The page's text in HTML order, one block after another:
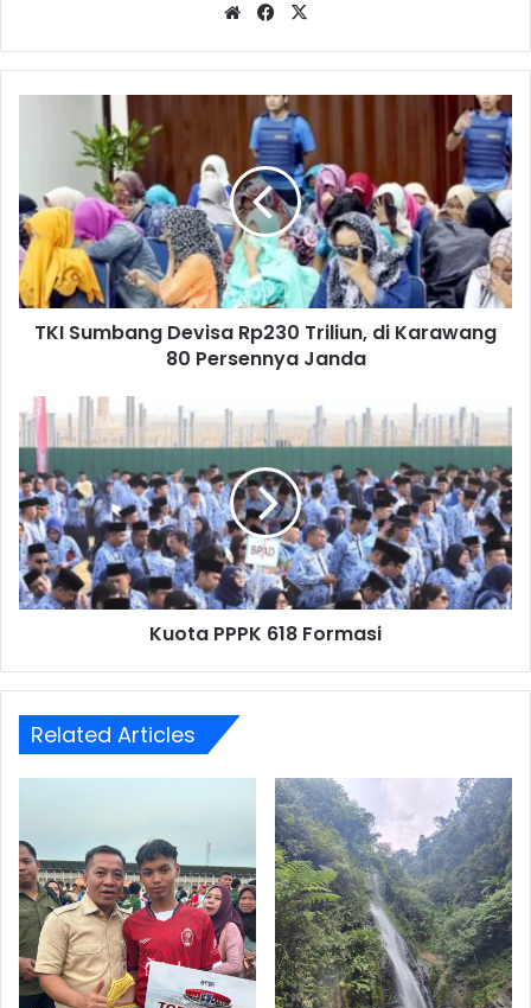
WebsiteFacebook
Sumbang
Triliun,
di
Karawang
80
Persennya
Janda
TKI Sumbang Devisa Rp230 Triliun, di Karawang
80 Persennya Janda
Kuota
PPPK
618
Formasi
Kuota PPPK 618 Formasi
Related Articles